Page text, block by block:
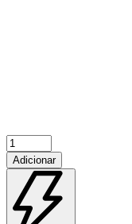
Quantidade
de
100%
Látex
Adicionar